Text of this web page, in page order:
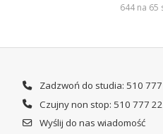
644 na 65
Zadzwoń do studia: 510
Czujny non stop: 510 777
Wyślij do nas wiadomość